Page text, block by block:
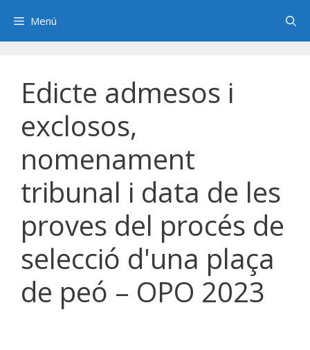
contenido
Menú
Edicte admesos i
exclosos,
nomenament
tribunal i data de les
proves del procés de
selecció d'una plaça
de peó – OPO 2023